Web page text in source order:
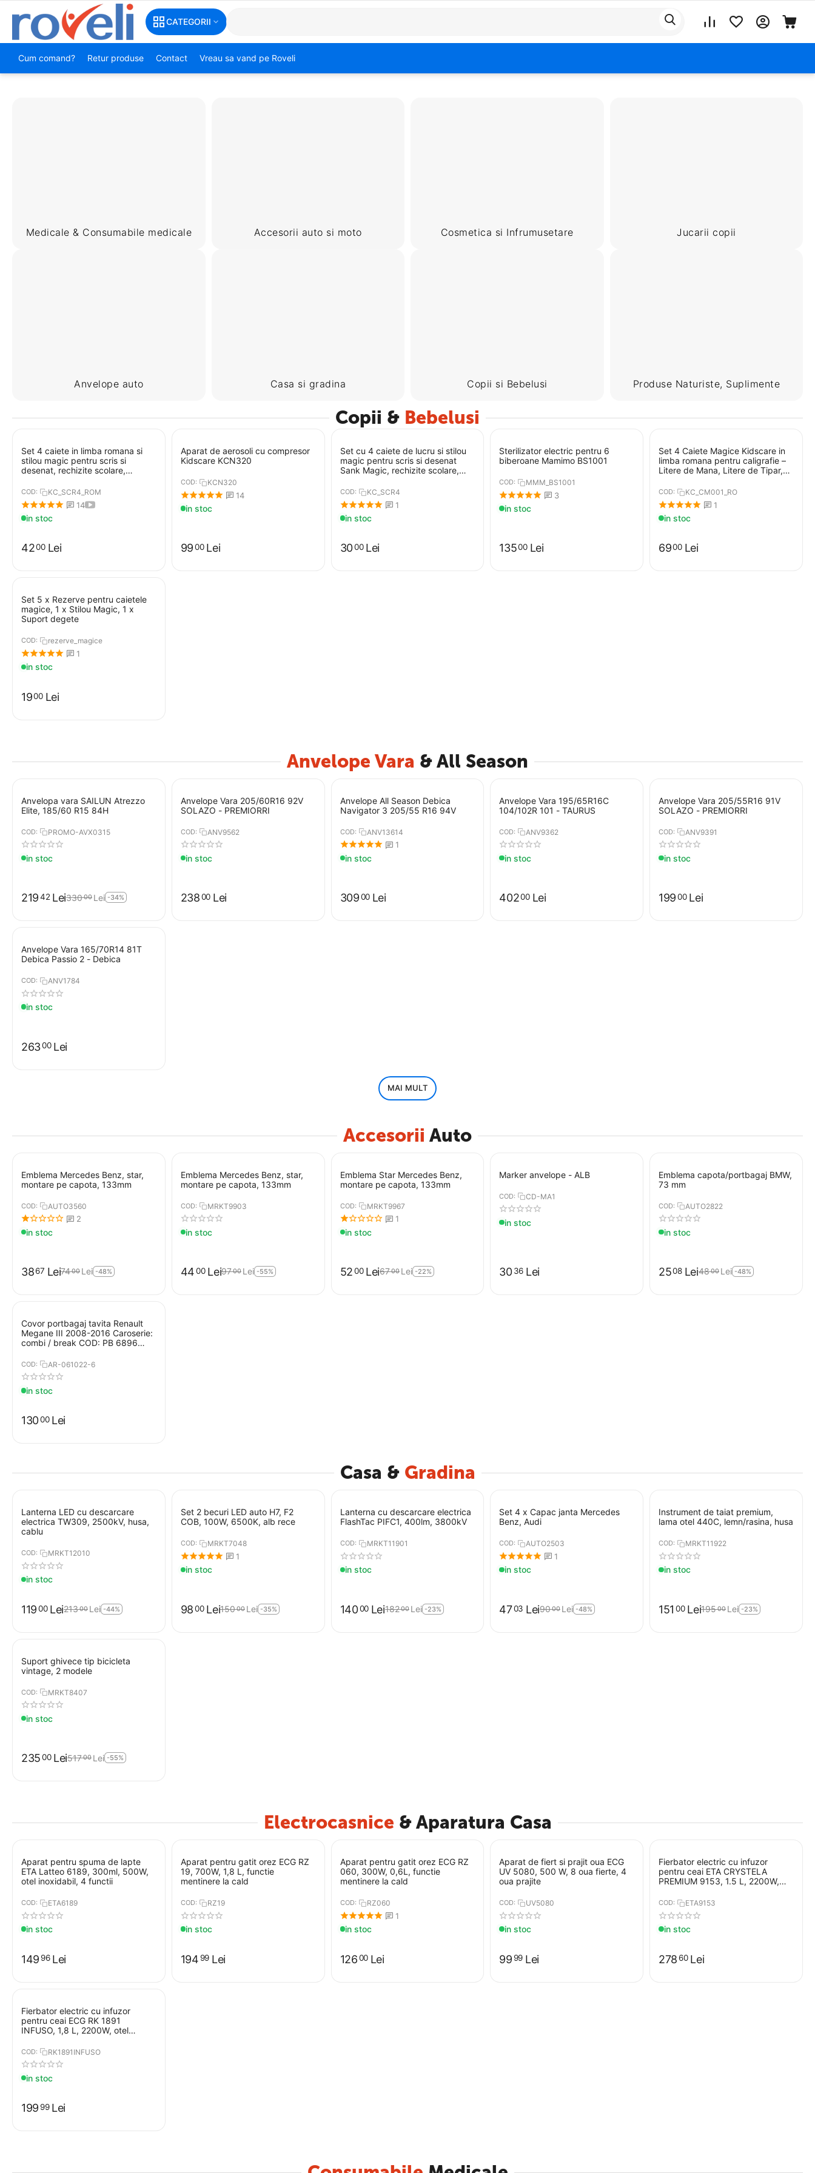
CATEGORII
Cum comand? Retur produse Contact Vreau sa vand pe Roveli
Medicale & Consumabile medicale
Anvelope auto
Accesorii auto si moto
Casa si gradina
Cosmetica si Infrumusetare
Copii si Bebelusi
Jucarii copii
Produse Naturiste, Suplimente
Copii & Bebelusi
Set 4 caiete in limba romana si
stilou magic pentru scris si
desenat, rechizite scolare,
COD: KC_SCR4_ROM
14
in stoc
4200 Lei
Aparat de aerosoli cu compresor
Kidscare KCN320
COD: KCN320
14
in stoc
9900 Lei
Set cu 4 caiete de lucru si stilou
magic pentru scris si desenat
Sank Magic, rechizite scolare,
COD: KC_SCR4
1
in stoc
3000 Lei
Sterilizator electric pentru 6
biberoane Mamimo BS1001
COD: MMM_BS1001
3
in stoc
13500 Lei
Set 4 Caiete Magice Kidscare in
limba romana pentru caligrafie –
Litere de Mana, Litere de Tipar,
COD: KC_CM001_RO
1
in stoc
6900 Lei
Set 5 x Rezerve pentru caietele
magice, 1 x Stilou Magic, 1 x
Suport degete
COD: rezerve_magice
1
in stoc
1900 Lei
Anvelope Vara & All Season
Anvelopa vara SAILUN Atrezzo
Elite, 185/60 R15 84H
COD: PROMO-AVX0315
in stoc
21942 Lei33000 Lei -34%
Anvelope Vara 205/60R16 92V
SOLAZO - PREMIORRI
COD: ANV9562
in stoc
23800 Lei
Anvelope All Season Debica
Navigator 3 205/55 R16 94V
COD: ANV13614
1
in stoc
30900 Lei
Anvelope Vara 195/65R16C
104/102R 101 - TAURUS
COD: ANV9362
in stoc
40200 Lei
Anvelope Vara 205/55R16 91V
SOLAZO - PREMIORRI
COD: ANV9391
in stoc
19900 Lei
Anvelope Vara 165/70R14 81T
Debica Passio 2 - Debica
COD: ANV1784
in stoc
26300 Lei
MAI MULT
Accesorii Auto
Emblema Mercedes Benz, star,
montare pe capota, 133mm
COD: AUTO3560
2
in stoc
3867 Lei7400 Lei -48%
Emblema Mercedes Benz, star,
montare pe capota, 133mm
COD: MRKT9903
in stoc
4400 Lei9700 Lei -55%
Emblema Star Mercedes Benz,
montare pe capota, 133mm
COD: MRKT9967
1
in stoc
5200 Lei6700 Lei -22%
Marker anvelope - ALB
COD: CD-MA1
in stoc
30 36 Lei
Emblema capota/portbagaj BMW,
73 mm
COD: AUTO2822
in stoc
2508 Lei4800 Lei -48%
Covor portbagaj tavita Renault
Megane III 2008-2016 Caroserie:
combi / break COD: PB 6896
COD: AR-061022-6
in stoc
13000 Lei
Casa & Gradina
Lanterna LED cu descarcare
electrica TW309, 2500kV, husa,
cablu
COD: MRKT12010
in stoc
11900 Lei21300 Lei -44%
Set 2 becuri LED auto H7, F2
COB, 100W, 6500K, alb rece
COD: MRKT7048
1
in stoc
9800 Lei15000 Lei -35%
Lanterna cu descarcare electrica
FlashTac PIFC1, 400lm, 3800kV
COD: MRKT11901
in stoc
14000 Lei18200 Lei -23%
Set 4 x Capac janta Mercedes
Benz, Audi
COD: AUTO2503
1
in stoc
4703 Lei9000 Lei -48%
Instrument de taiat premium,
lama otel 440C, lemn/rasina, husa
COD: MRKT11922
in stoc
151 00 Lei19500 Lei -23%
Suport ghivece tip bicicleta
vintage, 2 modele
COD: MRKT8407
in stoc
23500 Lei51700 Lei -55%
Electrocasnice & Aparatura Casa
Aparat pentru spuma de lapte
ETA Latteo 6189, 300ml, 500W,
otel inoxidabil, 4 functii
COD: ETA6189
in stoc
149 96 Lei
Aparat pentru gatit orez ECG RZ
19, 700W, 1,8 L, functie
mentinere la cald
COD: RZ19
in stoc
194 99 Lei
Aparat pentru gatit orez ECG RZ
060, 300W, 0,6L, functie
mentinere la cald
COD: RZ060
1
in stoc
12600 Lei
Aparat de fiert si prajit oua ECG
UV 5080, 500 W, 8 oua fierte, 4
oua prajite
COD: UV5080
in stoc
99 99 Lei
Fierbator electric cu infuzor
pentru ceai ETA CRYSTELA
PREMIUM 9153, 1.5 L, 2200W,
COD: ETA9153
in stoc
27860 Lei
Fierbator electric cu infuzor
pentru ceai ECG RK 1891
INFUSO, 1,8 L, 2200W, otel
COD: RK1891INFUSO
in stoc
199 99 Lei